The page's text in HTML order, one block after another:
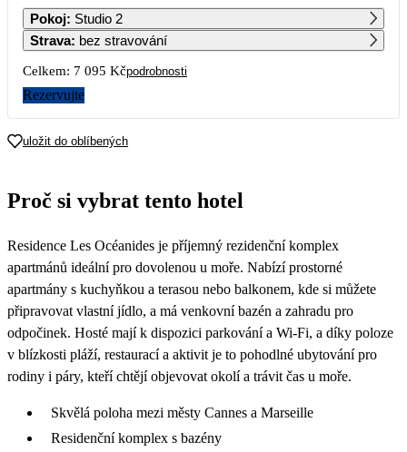
1 2 3 4 5 6
7 8 9 10 11 12 13
3 990
21
28 29 30
Pokoj: Studio 2
Strava: bez stravování
Celkem: 7 095 Kčpodrobnosti
Rezervujte
uložit do oblíbených
Proč si vybrat tento hotel
Residence Les Océanides je příjemný rezidenční komplex
apartmánů ideální pro dovolenou u moře. Nabízí prostorné
apartmány s kuchyňkou a terasou nebo balkonem, kde si můžete
připravovat vlastní jídlo, a má venkovní bazén a zahradu pro
odpočinek. Hosté mají k dispozici parkování a Wi‑Fi, a díky poloze
v blízkosti pláží, restaurací a aktivit je to pohodlné ubytování pro
rodiny i páry, kteří chtějí objevovat okolí a trávit čas u moře.
Skvělá poloha mezi městy Cannes a Marseille
Residenční komplex s bazény